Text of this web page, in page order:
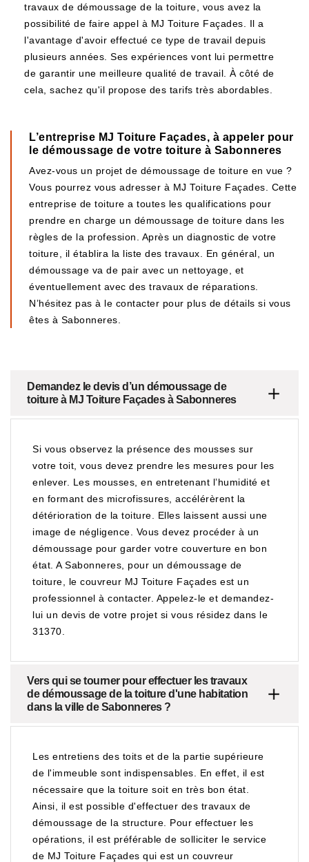
travaux de démoussage de la toiture, vous avez la
possibilité de faire appel à MJ Toiture Façades. Il a
l'avantage d'avoir effectué ce type de travail depuis
plusieurs années. Ses expériences vont lui permettre
de garantir une meilleure qualité de travail. À côté de
cela, sachez qu'il propose des tarifs très abordables.
L’entreprise MJ Toiture Façades, à appeler pour
le démoussage de votre toiture à Sabonneres
Avez-vous un projet de démoussage de toiture en vue ?
Vous pourrez vous adresser à MJ Toiture Façades. Cette
entreprise de toiture a toutes les qualifications pour
prendre en charge un démoussage de toiture dans les
règles de la profession. Après un diagnostic de votre
toiture, il établira la liste des travaux. En général, un
démoussage va de pair avec un nettoyage, et
éventuellement avec des travaux de réparations.
N’hésitez pas à le contacter pour plus de détails si vous
êtes à Sabonneres.
Demandez le devis d’un démoussage de
toiture à MJ Toiture Façades à Sabonneres
Si vous observez la présence des mousses sur
votre toit, vous devez prendre les mesures pour les
enlever. Les mousses, en entretenant l’humidité et
en formant des microfissures, accélérèrent la
détérioration de la toiture. Elles laissent aussi une
image de négligence. Vous devez procéder à un
démoussage pour garder votre couverture en bon
état. A Sabonneres, pour un démoussage de
toiture, le couvreur MJ Toiture Façades est un
professionnel à contacter. Appelez-le et demandez-
lui un devis de votre projet si vous résidez dans le
31370.
Vers qui se tourner pour effectuer les travaux
de démoussage de la toiture d'une habitation
dans la ville de Sabonneres ?
Les entretiens des toits et de la partie supérieure
de l'immeuble sont indispensables. En effet, il est
nécessaire que la toiture soit en très bon état.
Ainsi, il est possible d'effectuer des travaux de
démoussage de la structure. Pour effectuer les
opérations, il est préférable de solliciter le service
de MJ Toiture Façades qui est un couvreur